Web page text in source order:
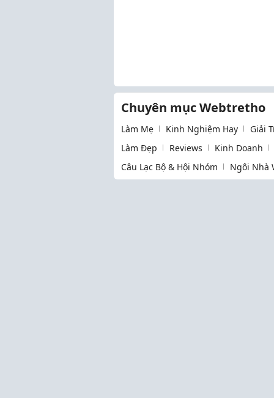
Chuyên mục Webtretho
Làm Mẹ Kinh Nghiệm Hay Giải
Làm Đẹp
Reviews Kinh Doanh
Câu Lạc Bộ & Hội Nhóm
Ngôi Nhà